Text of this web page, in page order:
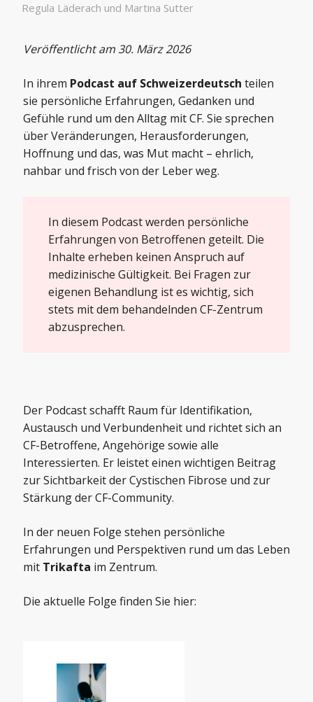
Regula Läderach und Martina Sutter
Veröffentlicht am 30. März 2026
In ihrem Podcast auf Schweizerdeutsch teilen
sie persönliche Erfahrungen, Gedanken und
Gefühle rund um den Alltag mit CF. Sie sprechen
über Veränderungen, Herausforderungen,
Hoffnung und das, was Mut macht – ehrlich,
nahbar und frisch von der Leber weg.
In diesem Podcast werden persönliche
Erfahrungen von Betroffenen geteilt. Die
Inhalte erheben keinen Anspruch auf
medizinische Gültigkeit. Bei Fragen zur
eigenen Behandlung ist es wichtig, sich
stets mit dem behandelnden CF-Zentrum
abzusprechen.
Der Podcast schafft Raum für Identifikation,
Austausch und Verbundenheit und richtet sich an
CF-Betroffene, Angehörige sowie alle
Interessierten. Er leistet einen wichtigen Beitrag
zur Sichtbarkeit der Cystischen Fibrose und zur
Stärkung der CF-Community.
In der neuen Folge stehen persönliche
Erfahrungen und Perspektiven rund um das Leben
mit Trikafta im Zentrum.
Die aktuelle Folge finden Sie hier: